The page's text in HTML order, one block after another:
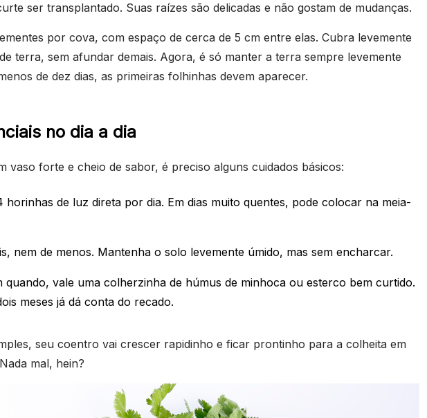
ser transplantado. Suas raízes são delicadas e não gostam de mudanças.
por cova, com espaço de cerca de 5 cm entre elas. Cubra levemente
terra, sem afundar demais. Agora, é só manter a terra sempre levemente
de dez dias, as primeiras folhinhas devem aparecer.
no dia a dia
vaso forte e cheio de sabor, é preciso alguns cuidados básicos:
horinhas de luz direta por dia. Em dias muito quentes, pode colocar na meia-
nem de menos. Mantenha o solo levemente úmido, mas sem encharcar.
quando, vale uma colherzinha de húmus de minhoca ou esterco bem curtido.
meses já dá conta do recado.
seu coentro vai crescer rapidinho e ficar prontinho para a colheita em
mal, hein?